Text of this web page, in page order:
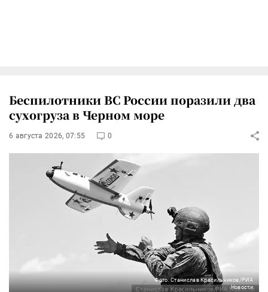
Беспилотники ВС России поразили два
сухогруза в Черном море
6 августа 2026, 07:55 0
Фото: Станислав Красильников/РИА
Новости